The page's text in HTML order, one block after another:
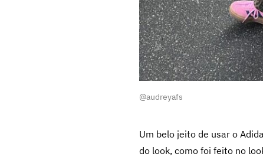
@audreyafs
Um belo jeito de usar o
do look, como foi feito no